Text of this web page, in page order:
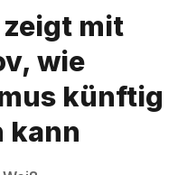
3 Zeichen einmit
wie
künftig
kann